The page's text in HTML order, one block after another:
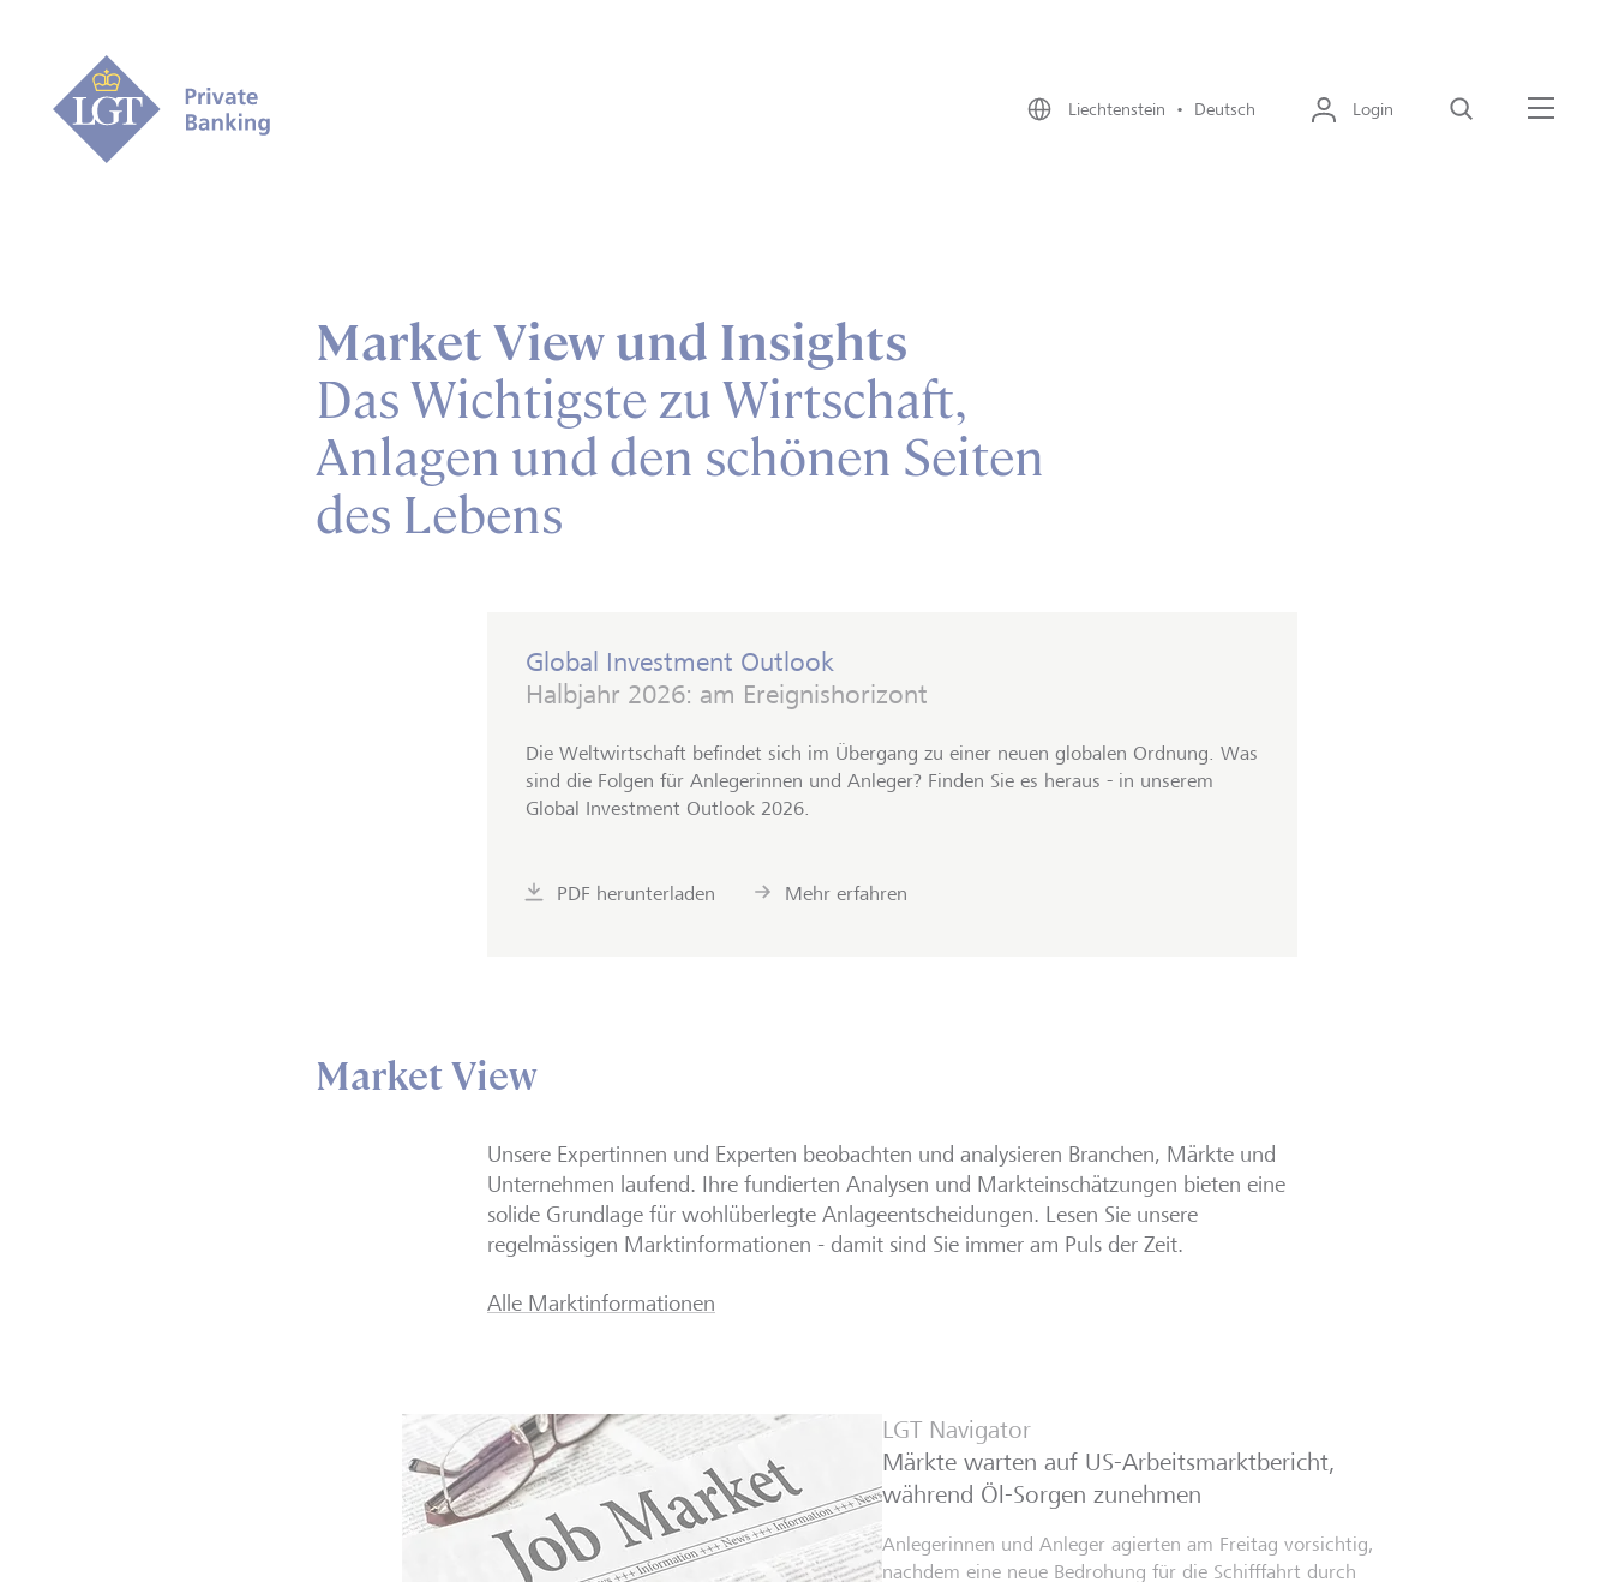
Liechtenstein • Deutsch Login
Market View und Insights
Das Wichtigste zu Wirtschaft,
Anlagen und den schönen Seiten
des Lebens
Global Investment Outlook
Halbjahr 2026: am Ereignishorizont
Die Weltwirtschaft befindet sich im Übergang zu einer neuen globalen Ordnung. Was
sind die Folgen für Anlegerinnen und Anleger? Finden Sie es heraus - in unserem
Global Investment Outlook 2026.
PDF herunterladen Mehr erfahren
Market View
Unsere Expertinnen und Experten beobachten und analysieren Branchen, Märkte und
Unternehmen laufend. Ihre fundierten Analysen und Markteinschätzungen bieten eine
solide Grundlage für wohlüberlegte Anlageentscheidungen. Lesen Sie unsere
regelmässigen Marktinformationen - damit sind Sie immer am Puls der Zeit.
Alle Marktinformationen
LGT Navigator
Märkte warten auf US-Arbeitsmarktbericht,
während Öl-Sorgen zunehmen
Anlegerinnen und Anleger agierten am Freitag vorsichtig,
nachdem eine neue Bedrohung für die Schifffahrt durch